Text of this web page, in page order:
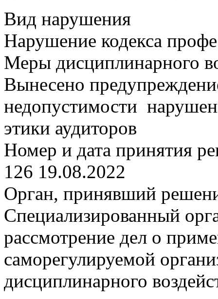
Вид нарушения
Нарушение кодекса
Меры дисциплинарного
Вынесено
недопустимости
этики аудиторов
Номер и дата принятия
126 19.08.2022
Орган, принявший
Специализированный
рассмотрение дел о
саморегулируемой
дисциплинарного